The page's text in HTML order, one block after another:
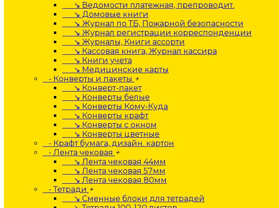
↘ Ведомости платежная, препроводит.
↘ Домовые книги
↘ Журнал по ТБ, Пожарной безопасности
↘ Журнал регистрации корреспонденции
↘ Журналы, Книги ассорти
↘ Кассовая книга, Журнал кассира
↘ Книги учета
↘ Медицинские карты
- Конверты и пакеты +
↘ Конверт-пакет
↘ Конверты белые
↘ Конверты Кому-Куда
↘ Конверты крафт
↘ Конверты с окном
↘ Конверты цветные
- Крафт бумага, дизайн. картон
- Лента чековая +
↘ Лента чековая 44мм
↘ Лента чековая 57мм
↘ Лента чековая 80мм
- Тетради +
↘ Сменные блоки для тетрадей